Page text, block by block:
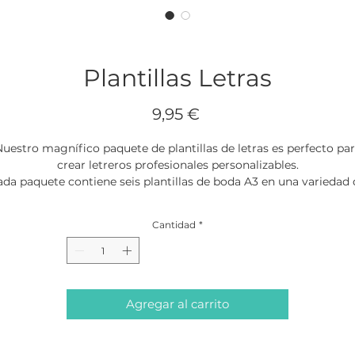
Plantillas Letras
9,95 €Precio
magnífico paquete de plantillas de letras es perfecto
crear letreros profesionales personalizables.
paquete contiene seis plantillas de boda A3 en una variedad
Cantidad *
Agregar al carrito